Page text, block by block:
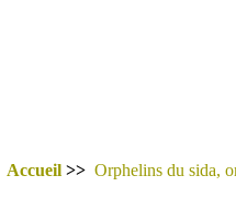
Accueil >> Orphelins du sida,